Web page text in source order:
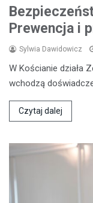
Prewencja i
Sylwia Dawidowicz
W Kościanie działa
wchodzą
Czytaj dalej